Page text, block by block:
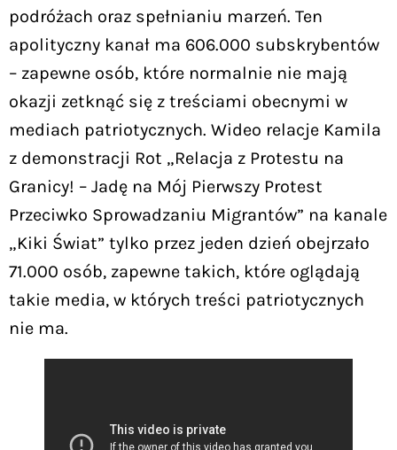
podróżach oraz spełnianiu marzeń. Ten
apolityczny kanał ma 606.000 subskrybentów
– zapewne osób, które normalnie nie mają
okazji zetknąć się z treściami obecnymi w
mediach patriotycznych. Wideo relacje Kamila
z demonstracji Rot „Relacja z Protestu na
Granicy! – Jadę na Mój Pierwszy Protest
Przeciwko Sprowadzaniu Migrantów” na kanale
„Kiki Świat” tylko przez jeden dzień obejrzało
71.000 osób, zapewne takich, które oglądają
takie media, w których treści patriotycznych
nie ma.